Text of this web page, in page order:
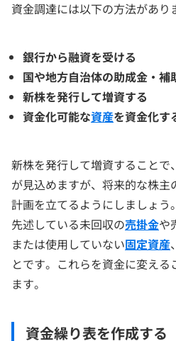
資金調達には以下の方法があり
銀行から融資を受ける
国や地方自治体の助成金・補
新株を発行して増資する
資金化可能な資産を資金化す
新株を発行して増資すること
が見込めますが、将来的な株
計画を立てるようにしましょう
先述している未回収の売掛金や
または使用していない固定資産
とです。これらを資金に変え
ます。
資金繰り表を作成する